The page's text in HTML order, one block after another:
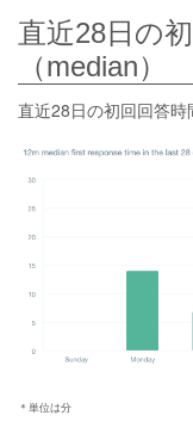
直近28日の
（median）
直近28日の初回回答時
＊単位は分